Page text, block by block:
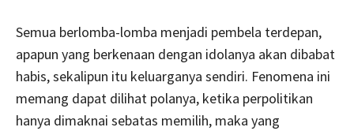
Semua berlomba-lomba menjadi pembela terdepan,
apapun yang berkenaan dengan idolanya akan dibabat
habis, sekalipun itu keluarganya sendiri. Fenomena ini
memang dapat dilihat polanya, ketika perpolitikan
hanya dimaknai sebatas memilih, maka yang